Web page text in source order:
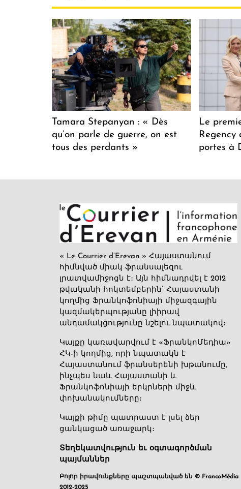
Tamara Stepanyan : « Dès
qu’on parle de guerre, on est
tous des perdants »
Le
Regency
portes à
« Le Courrier d’Erevan » Հայաստանում
հիմնված միակ ֆրանսալեզու
լրատվամիջոցն է։ Այն հիմնադրվել է 2012
թվականի հոկտեմբերին՝ Հայաստանի
կողմից Ֆրանկոֆոնիայի միջազգային
կազմակերպությանը լիիրավ
անդամակցությունը նշելու նպատակով։
Կայքը կառավարվում է «ՖրանկոՄեդիա»
ՀԿ-ի կողմից, որի նպատակն է
Հայաստանում ֆրանսերենի խթանումը,
ինչպես նաև Հայաստանի և
Ֆրանկոֆոնիայի երկրների միջև
փոխանակումները։
Կայքի թիմը պատրաստ է լսել ձեր
ցանկացած առաջարկ։
Տեղեկատվություն եւ օգտագործման
պայմաններ
Բոլոր իրավունքները պաշտպանված են © FrancoMédia
2012-2025